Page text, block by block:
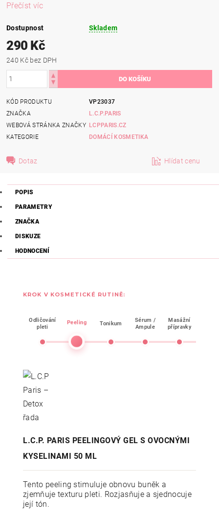
Přečíst víc
Dostupnost Skladem
290 Kč
240 Kč bez DPH
KÓD PRODUKTU
VP23037
ZNAČKA
L.C.P.PARIS
WEBOVÁ STRÁNKA ZNAČKY LCPPARIS.CZ
KATEGORIE
DOMÁCÍ KOSMETIKA
Dotaz Hlídat cenu
POPIS
PARAMETRY
ZNAČKA
DISKUZE
HODNOCENÍ
KROK V KOSMETICKÉ RUTINĚ:
Odličování
pleti
Peeling Tonikum
Sérum /
Ampule
Masážní
přípravky
L.C.P. PARIS PEELINGOVÝ GEL S OVOCNÝMI
KYSELINAMI 50 ML
Tento peeling stimuluje obnovu buněk a
zjemňuje texturu pleti. Rozjasňuje a sjednocuje
její tón.